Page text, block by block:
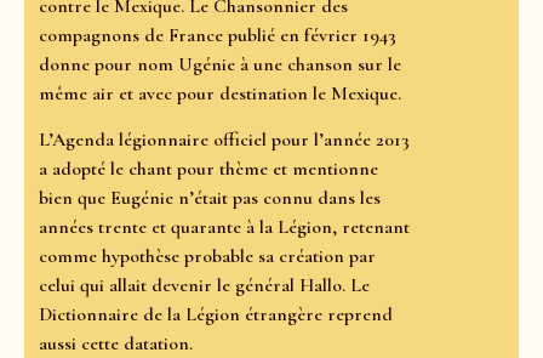
contre le Mexique. Le Chansonnier des
compagnons de France publié en février 1943
donne pour nom Ugénie à une chanson sur le
même air et avec pour destination le Mexique.
L’Agenda légionnaire officiel pour l’année 2013
a adopté le chant pour thème et mentionne
bien que Eugénie n’était pas connu dans les
années trente et quarante à la Légion, retenant
comme hypothèse probable sa création par
celui qui allait devenir le général Hallo. Le
Dictionnaire de la Légion étrangère reprend
aussi cette datation.